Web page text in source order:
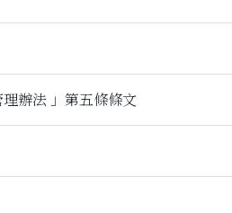
辦法 」第五條條文